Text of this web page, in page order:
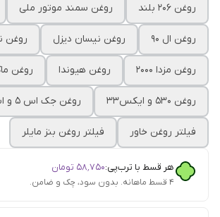
روغن 206 بلند روغن سمند موتور ملی
روغن ال 90 روغن نیسان دیزل روغن
روغن مزدا 2000 روغن هیوندا روغن
روغن 530 و ایکس۳۳ روغن جک اس ۵ و اس ۳
فیلتر روغن خاور فیلتر روغن بنز مایلر
هر قسط با ترب‌پی:۵۸٬۷۵۰ تومان
۴ قسط ماهانه. بدون سود، چک و ضامن.